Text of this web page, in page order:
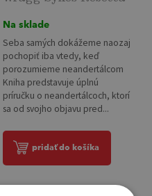
Na sklade
Seba samých dokážeme naozaj
pochopiť iba vtedy, keď
porozumieme neandertálcom
Kniha predstavuje úplnú
príručku o neandertálcoch, ktorí
sa od svojho objavu pred...
pridať do košíka